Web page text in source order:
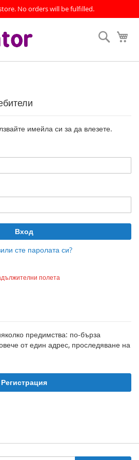
No orders will be fulfilled.
имейла си за да влезете.
Вход
сте паролата си?
предимства: по-бърза
от един адрес, проследяване на
Регистрация